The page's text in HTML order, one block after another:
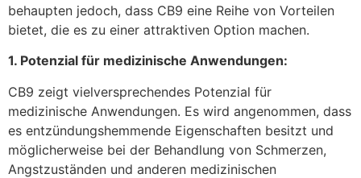
behaupten jedoch, dass CB9 eine Reihe von Vorteilen
bietet, die es zu einer attraktiven Option machen.
1. Potenzial für medizinische Anwendungen:
CB9 zeigt vielversprechendes Potenzial für
medizinische Anwendungen. Es wird angenommen, dass
es entzündungshemmende Eigenschaften besitzt und
möglicherweise bei der Behandlung von Schmerzen,
Angstzuständen und anderen medizinischen